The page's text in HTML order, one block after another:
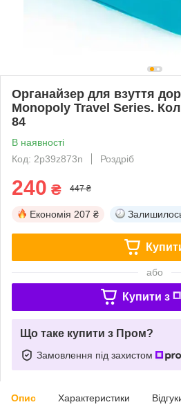
Органайзер для взуття
Monopoly Travel Series.
84
В наявності
Код: 2p39z873n
Роздріб
240 ₴ 447 ₴
Економія 207 ₴
або
Купити з
Що таке купити з Пром?
Замовлення під захистом
Опис Характеристики